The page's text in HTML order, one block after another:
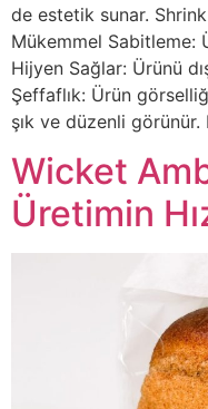
de estetik sunar.
Mükemmel Sabitleme:
Hijyen Sağlar: Ürünü
Şeffaflık: Ürün
şık ve düzenli
Wicket
Üretimin